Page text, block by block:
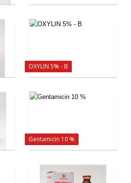
OXYLIN 5% - B
Gentamicin 10 %